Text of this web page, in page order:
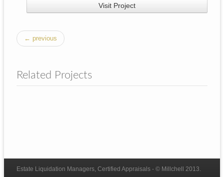
Visit Project
← previous
Related Projects
Estate Liquidation Managers, Certified Appraisals - © Millchell 2013.